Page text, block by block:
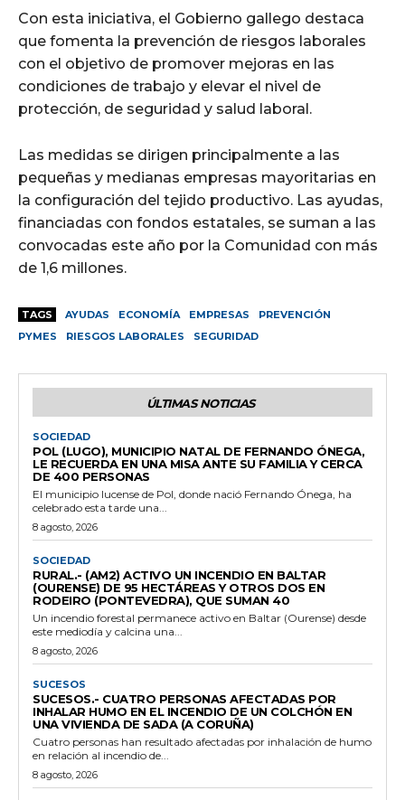
Con esta iniciativa, el Gobierno gallego destaca
que fomenta la prevención de riesgos laborales
con el objetivo de promover mejoras en las
condiciones de trabajo y elevar el nivel de
protección, de seguridad y salud laboral.
Las medidas se dirigen principalmente a las
pequeñas y medianas empresas mayoritarias en
la configuración del tejido productivo. Las ayudas,
financiadas con fondos estatales, se suman a las
convocadas este año por la Comunidad con más
de 1,6 millones.
TAGS AYUDAS ECONOMÍA EMPRESAS
PREVENCIÓN
PYMES
RIESGOS LABORALES SEGURIDAD
ÚLTIMAS NOTICIAS
SOCIEDAD
POL (LUGO), MUNICIPIO NATAL DE FERNANDO ÓNEGA,
LE RECUERDA EN UNA MISA ANTE SU FAMILIA Y CERCA
DE 400 PERSONAS
El municipio lucense de Pol, donde nació Fernando Ónega, ha
celebrado esta tarde una...
8 agosto, 2026
SOCIEDAD
RURAL.- (AM2) ACTIVO UN INCENDIO EN BALTAR
(OURENSE) DE 95 HECTÁREAS Y OTROS DOS EN
RODEIRO (PONTEVEDRA), QUE SUMAN 40
Un incendio forestal permanece activo en Baltar (Ourense) desde
este mediodía y calcina una...
8 agosto, 2026
SUCESOS
SUCESOS.- CUATRO PERSONAS AFECTADAS POR
INHALAR HUMO EN EL INCENDIO DE UN COLCHÓN EN
UNA VIVIENDA DE SADA (A CORUÑA)
Cuatro personas han resultado afectadas por inhalación de humo
en relación al incendio de...
8 agosto, 2026